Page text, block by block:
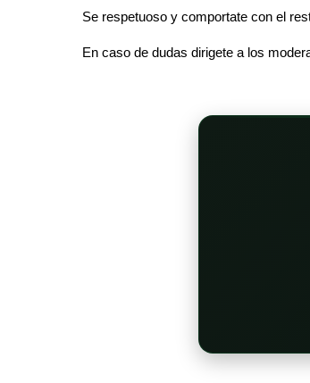
Se respetuoso y comportate con el
En caso de dudas dirigete a los